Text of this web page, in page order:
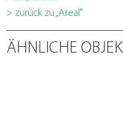
> zurück zu „Areal"
ÄHNLICHE